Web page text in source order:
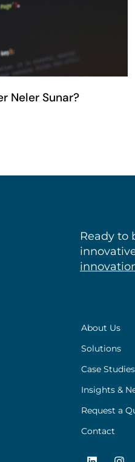
Neler Sunar?
Ready to
About Us
Solutions
Case Studies
Insights &
Request a
Contact